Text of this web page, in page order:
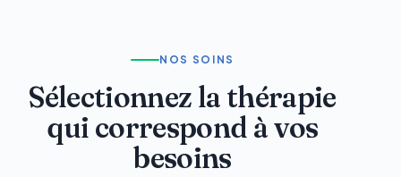
NOS SOINS
Sélectionnez la thérapie
qui correspond à vos
besoins